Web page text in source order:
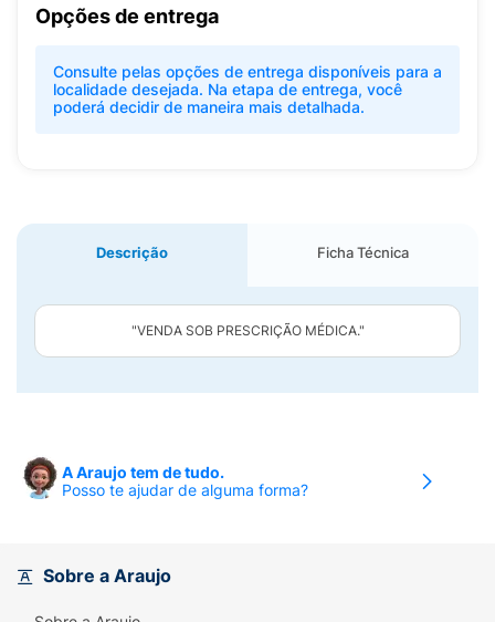
Opções de entrega
Consulte pelas opções de entrega disponíveis para a
localidade desejada. Na etapa de entrega, você
poderá decidir de maneira mais detalhada.
Descrição Ficha Técnica
"VENDA SOB PRESCRIÇÃO MÉDICA."
A Araujo tem de tudo.
Posso te ajudar de alguma forma?
Sobre a Araujo